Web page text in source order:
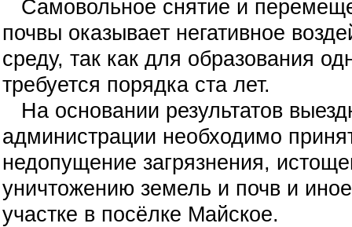
Самовольное снятие и
почвы оказывает негативное
среду, так как для образования
требуется порядка ста лет.
На основании результатов
администрации необходимо
недопущение загрязнения,
уничтожению земель и почв и
участке в посёлке Майское.